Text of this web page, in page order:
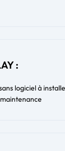
:
logiciel à